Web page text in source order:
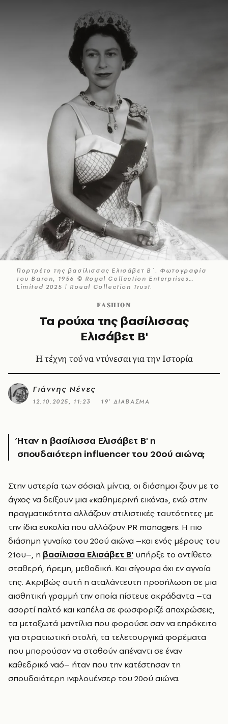
Πορτρέτο της βασίλισσας Ελισάβετ Β΄. Φωτογραφία
του Baron, 1956 © Royal Collection Enterprises
Limited 2025 | Royal Collection Trust.
FASHION
Τα ρούχα της βασίλισσας
Ελισάβετ Β'
Η τέχνη τού να ντύνεσαι για την Ιστορία
Γιάννης Νένες
12.10.2025, 11:23 19’ ΔΙΑΒΑΣΜΑ
Ήταν η βασίλισσα Ελισάβετ Β' η
σπουδαιότερη influencer του 20ού αιώνα;
Στην υστερία των σόσιαλ μίντια, οι διάσημοι ζουν με το
άγχος να δείξουν μια «καθημερινή εικόνα», ενώ στην
πραγματικότητα αλλάζουν στιλιστικές ταυτότητες με
την ίδια ευκολία που αλλάζουν PR managers. Η πιο
διάσημη γυναίκα του 20ού αιώνα –και ενός μέρους του
21ου–, η βασίλισσα Ελισάβετ Β' υπήρξε το αντίθετο:
σταθερή, ήρεμη, μεθοδική. Και σίγουρα όχι εν αγνοία
της. Ακριβώς αυτή η αταλάντευτη προσήλωση σε μια
αισθητική γραμμή την οποία πίστευε ακράδαντα –τα
ασορτί παλτό και καπέλα σε φωσφοριζέ αποχρώσεις,
τα μεταξωτά μαντίλια που φορούσε σαν να επρόκειτο
για στρατιωτική στολή, τα τελετουργικά φορέματα
που μπορούσαν να σταθούν απέναντι σε έναν
καθεδρικό ναό– ήταν που την κατέστησαν τη
σπουδαιότερη ινφλουένσερ του 20ού αιώνα.